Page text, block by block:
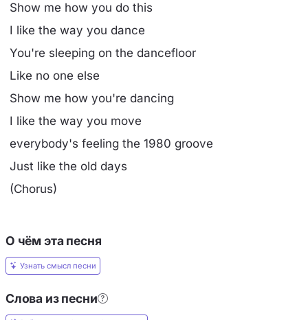
Show me how you do this
I like the way you dance
You're sleeping on the dancefloor
Like no one else
Show me how you're dancing
I like the way you move
everybody's feeling the 1980 groove
Just like the old days
(Chorus)
О чём эта песня
Узнать смысл песни
Слова из песни